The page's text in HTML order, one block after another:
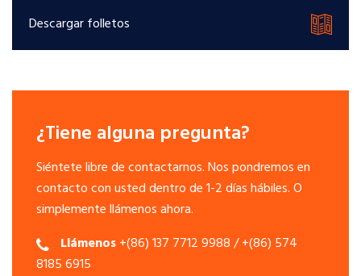
Descargar folletos
¿Tiene alguna pregunta?
Siéntete libre de contactarnos. Nos pondremos en
contacto con usted dentro de 1-2 días hábiles. O
simplemente llámenos ahora.
Llámenos+(86) 137 7712 9988 / +(86) 574
8185 6915